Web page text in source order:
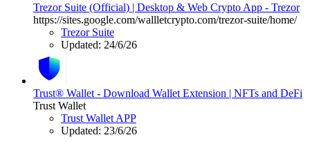
Trezor Suite (Official) | Desktop & Web Crypto App - Trezor
https://sites.google.com/wallletcrypto.com/trezor-suite/home/
Trezor Suite
Updated: 24/6/26
Trust® Wallet - Download Wallet Extension | NFTs and DeFi
Trust Wallet
Trust Wallet APP
Updated: 23/6/26